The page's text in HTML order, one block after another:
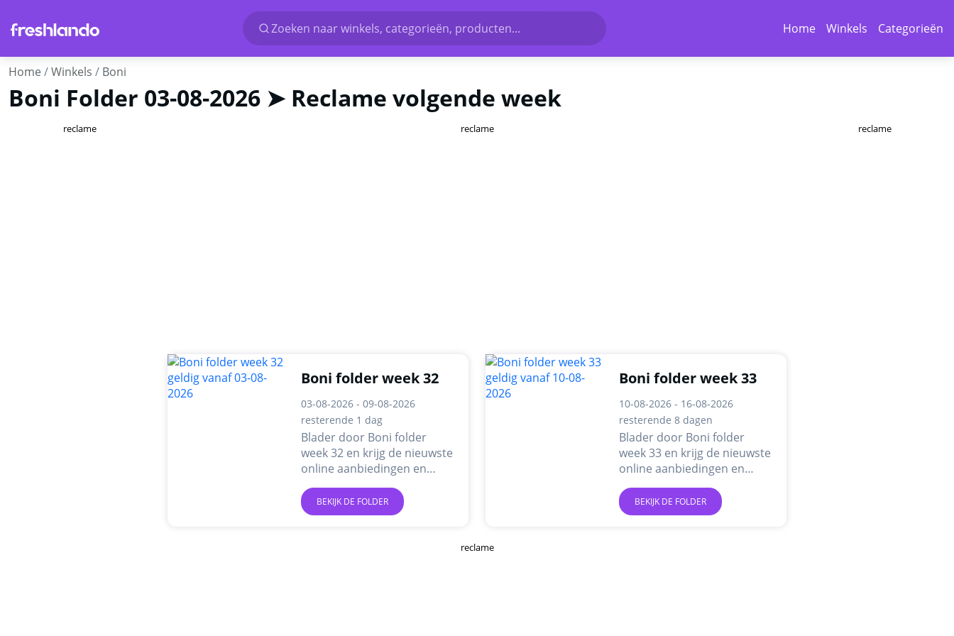
Zoeken naar winkels, categorieën, producten... Home Winkels Categorieën
Home Winkels Boni
Boni Folder 03-08-2026 ➤ Reclame volgende week
reclame reclame
Boni folder week 32
03-08-2026 - 09-08-2026
resterende 1 dag
Blader door Boni folder
week 32 en krijg de nieuwste
online aanbiedingen en
promoties.
BEKIJK DE FOLDER
Boni folder week 33
10-08-2026 - 16-08-2026
resterende 8 dagen
Blader door Boni folder
week 33 en krijg de nieuwste
online aanbiedingen en
promoties.
BEKIJK DE FOLDER
reclame
reclame